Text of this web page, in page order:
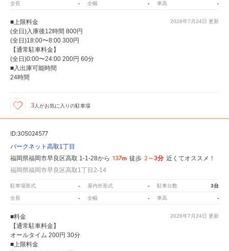
全長 - 全幅 - 車高 -
2026年7月24日 更新
■上限料金
(全日)入庫後12時間 800円
(全日)18:00〜8:00 300円
【通常駐車料金】
(全日)0:00〜24:00 200円 60分
■入出庫可能時間
24時間
3 人がお気に入りの駐車場
ID:305024577
パークネット高取1丁目
福岡県福岡市早良区高取 1-1-28から 137m 徒歩 2～3分 近くてオススメ！
福岡県福岡市早良区高取1丁目2-14
駐車場形式 - 屋内外形式 - 駐車台数 3台
全長 - 全幅 - 車高 -
2026年7月24日 更新
■料金
【通常駐車料金】
オールタイム 200円 30分
■上限料金